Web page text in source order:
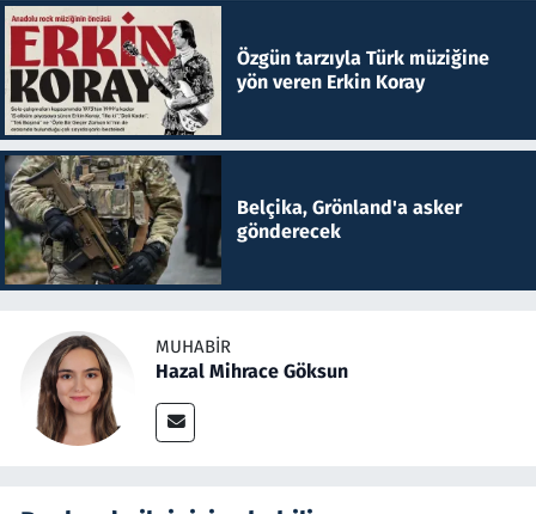
Özgün tarzıyla Türk müziğine
yön veren Erkin Koray
Belçika, Grönland'a asker
gönderecek
MUHABIR
Hazal Mihrace Göksun